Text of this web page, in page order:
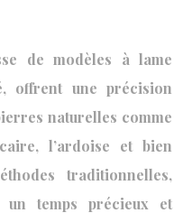
de modèles à lame
offrent une précision
naturelles comme
l’ardoise et bien
traditionnelles,
un temps précieux et